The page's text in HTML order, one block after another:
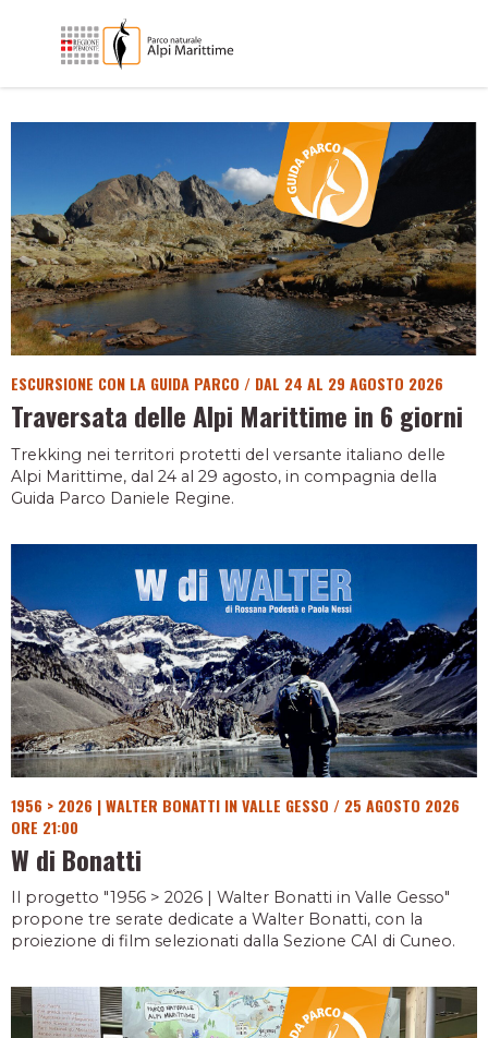
ESCURSIONE CON LA GUIDA PARCO / DAL 24 AL 29 AGOSTO 2026
Traversata delle Alpi Marittime in 6 giorni
Trekking nei territori protetti del versante italiano delle
Alpi Marittime, dal 24 al 29 agosto, in compagnia della
Guida Parco Daniele Regine.
1956 > 2026 | WALTER BONATTI IN VALLE GESSO / 25 AGOSTO 2026
ORE 21:00
W di Bonatti
Il progetto "1956 > 2026 | Walter Bonatti in Valle Gesso"
propone tre serate dedicate a Walter Bonatti, con la
proiezione di film selezionati dalla Sezione CAI di Cuneo.